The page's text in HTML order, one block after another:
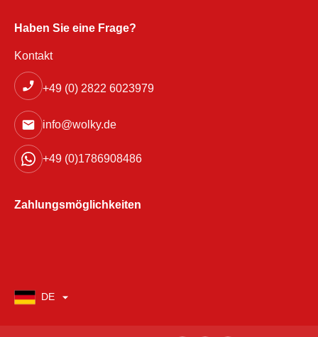
Haben Sie eine Frage?
Kontakt
+49 (0) 2822 6023979
info@wolky.de
+49 (0)1786908486
Zahlungsmöglichkeiten
DE